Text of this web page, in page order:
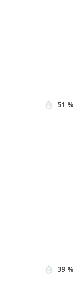
51 %
39 %